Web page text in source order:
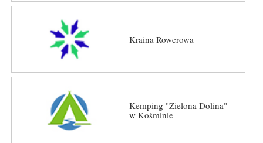
Kraina Rowerowa
Kemping "Zielona Dolina"
w Kośminie